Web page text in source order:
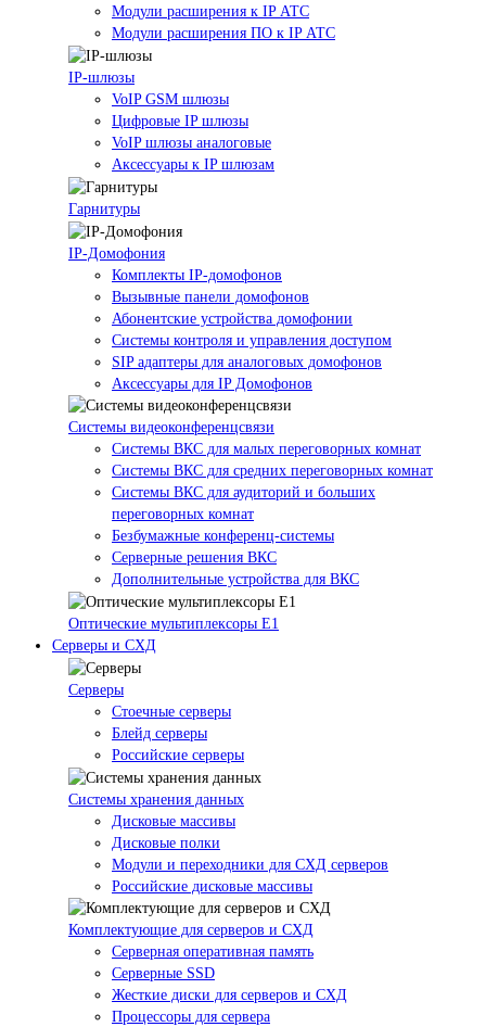
Модули расширения к IP АТС
Модули расширения ПО к IP АТС
IP-шлюзы
VoIP GSM шлюзы
Цифровые IP шлюзы
VoIP шлюзы аналоговые
Аксессуары к IP шлюзам
Гарнитуры
IP-Домофония
Комплекты IP-домофонов
Вызывные панели домофонов
Абонентские устройства домофонии
Системы контроля и управления доступом
SIP адаптеры для аналоговых домофонов
Аксессуары для IP Домофонов
Системы видеоконференцсвязи
Системы ВКС для малых переговорных комнат
Системы ВКС для средних переговорных комнат
Системы ВКС для аудиторий и больших
переговорных комнат
Безбумажные конференц-системы
Серверные решения ВКС
Дополнительные устройства для ВКС
Оптические мультиплексоры Е1
Серверы и СХД
Серверы
Стоечные серверы
Блейд серверы
Российские серверы
Системы хранения данных
Дисковые массивы
Дисковые полки
Модули и переходники для СХД серверов
Российские дисковые массивы
Комплектующие для серверов и СХД
Серверная оперативная память
Серверные SSD
Жесткие диски для серверов и СХД
Процессоры для сервера